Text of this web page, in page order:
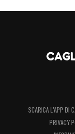
possibilità di
voleva la
nello Zenit.
ma mi piace
trovare
giocato
giovanili.
SCARICA L’APP DI
PRIVACY